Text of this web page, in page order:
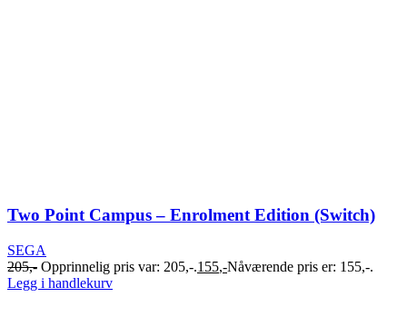
Two Point Campus – Enrolment Edition (Switch)
SEGA
205,- Opprinnelig pris var: 205,-.155,-Nåværende pris er: 155,-.
Legg i handlekurv